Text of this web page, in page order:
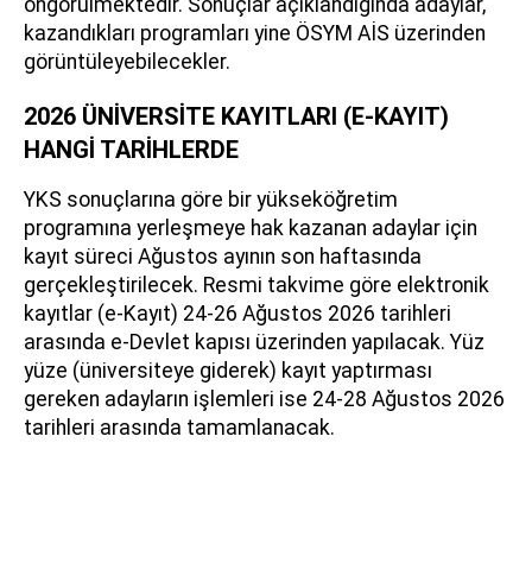
öngörülmektedir. Sonuçlar açıklandığında adaylar,
kazandıkları programları yine ÖSYM AİS üzerinden
görüntüleyebilecekler.
2026 ÜNİVERSİTE KAYITLARI (E-KAYIT)
HANGİ TARİHLERDE
YKS sonuçlarına göre bir yükseköğretim
programına yerleşmeye hak kazanan adaylar için
kayıt süreci Ağustos ayının son haftasında
gerçekleştirilecek. Resmi takvime göre elektronik
kayıtlar (e-Kayıt) 24-26 Ağustos 2026 tarihleri
arasında e-Devlet kapısı üzerinden yapılacak. Yüz
yüze (üniversiteye giderek) kayıt yaptırması
gereken adayların işlemleri ise 24-28 Ağustos 2026
tarihleri arasında tamamlanacak.